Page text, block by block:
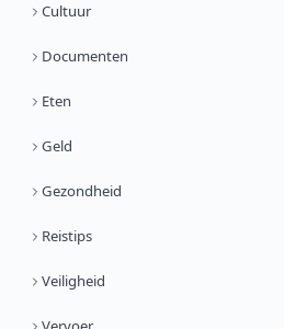
Cultuur
Documenten
Eten
Geld
Gezondheid
Reistips
Veiligheid